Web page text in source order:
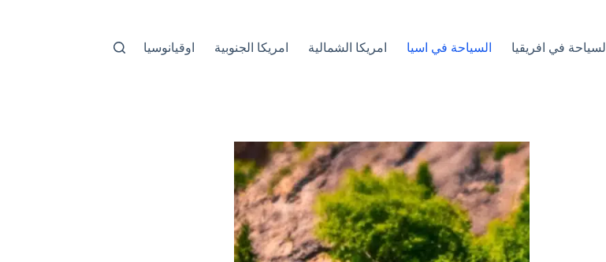
السياحة في افريقيا السياحة في اسيا امريكا الشمالية امريكا الجنوبية اوقيانوسيا